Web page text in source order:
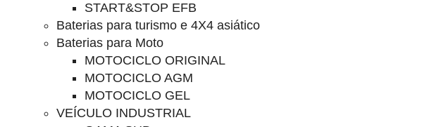
START&STOP EFB
Baterias para turismo e 4X4 asiático
Baterias para Moto
MOTOCICLO ORIGINAL
MOTOCICLO AGM
MOTOCICLO GEL
VEÍCULO INDUSTRIAL